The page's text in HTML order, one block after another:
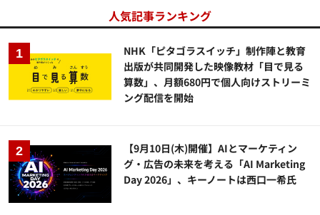
人気記事ランキング
NHK「ピタゴラスイッチ」制作陣と教育
出版が共同開発した映像教材「目で見る
算数」、月額680円で個人向けストリーミ
ング配信を開始
【9月10日(木)開催】AIとマーケティン
グ・広告の未来を考える「AI Marketing
Day 2026」、キーノートは西口一希氏